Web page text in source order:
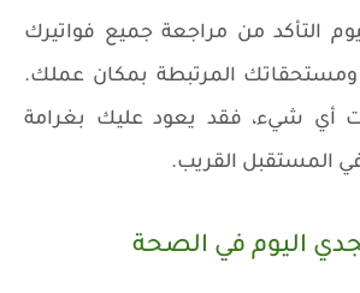
التأكد من مراجعة جميع فواتيرك
ومستحقاتك المرتبطة بمكان عملك.
أي شيء، فقد يعود عليك بغرامة
في المستقبل القريب.
اليوم في الصحة